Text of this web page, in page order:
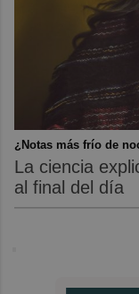
¿Notas más frío de
La ciencia
al final del día